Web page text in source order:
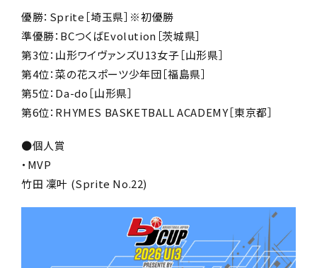
優勝：Sprite［埼玉県］※初優勝
準優勝：BCつくばEvolution ［茨城県］
第3位：山形ワイヴァンズU13女子［山形県］
第4位：菜の花スポーツ少年団［福島県］
第5位：Da-do ［山形県］
第6位： RHYMES BASKETBALL ACADEMY［東京都］
●個人賞
・MVP
竹田 凜叶 (Sprite No.22)